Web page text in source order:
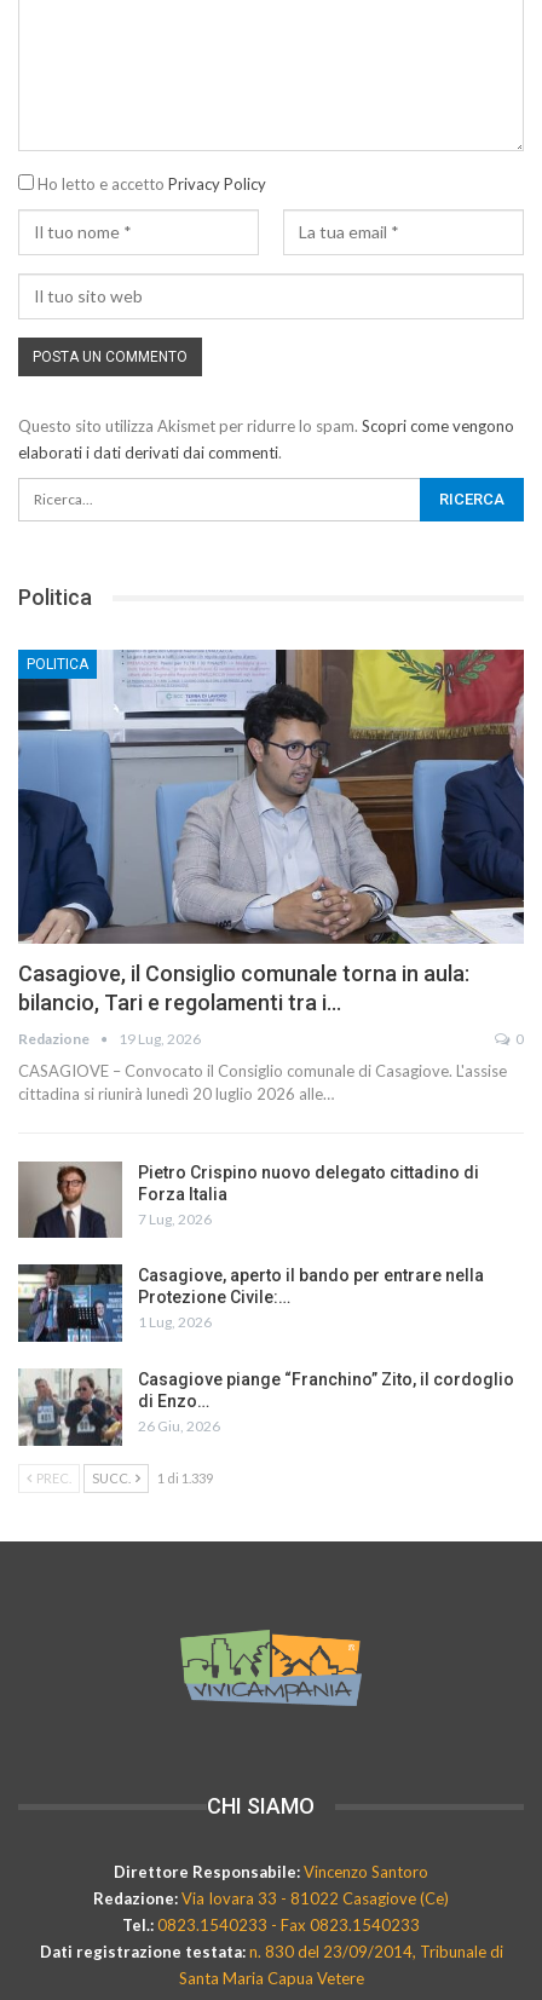
Ho letto e accetto Privacy Policy
Questo sito utilizza Akismet per ridurre lo spam. Scopri come vengono
elaborati i dati derivati dai commenti.
Politica
POLITICA
Casagiove, il Consiglio comunale torna in aula:
bilancio, Tari e regolamenti tra i…
Redazione 19 Lug, 2026 0
CASAGIOVE – Convocato il Consiglio comunale di Casagiove. L'assise
cittadina si riunirà lunedì 20 luglio 2026 alle…
Pietro Crispino nuovo delegato cittadino di
Forza Italia
7 Lug, 2026
Casagiove, aperto il bando per entrare nella
Protezione Civile:…
1 Lug, 2026
Casagiove piange “Franchino” Zito, il cordoglio
di Enzo…
26 Giu, 2026
PREC. SUCC. 1 di 1.339
CHI SIAMO
Direttore Responsabile:Vincenzo Santoro
Redazione:Via Iovara 33 - 81022 Casagiove (Ce)
Tel.:0823.1540233 - Fax 0823.1540233
Dati registrazione testata:n. 830 del 23/09/2014, Tribunale di
Santa Maria Capua Vetere